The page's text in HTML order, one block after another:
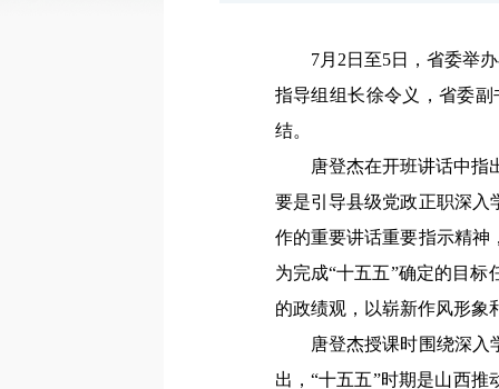
7月2日至5日，省委举
指导组组长徐令义，省委
结。
唐登杰在开班讲话中指出
要是引导县级党政正职深入
作的重要讲话重要指示精神
为完成“十五五”确定的目
的政绩观，以崭新作风形象
唐登杰授课时围绕深入学
出，“十五五”时期是山西